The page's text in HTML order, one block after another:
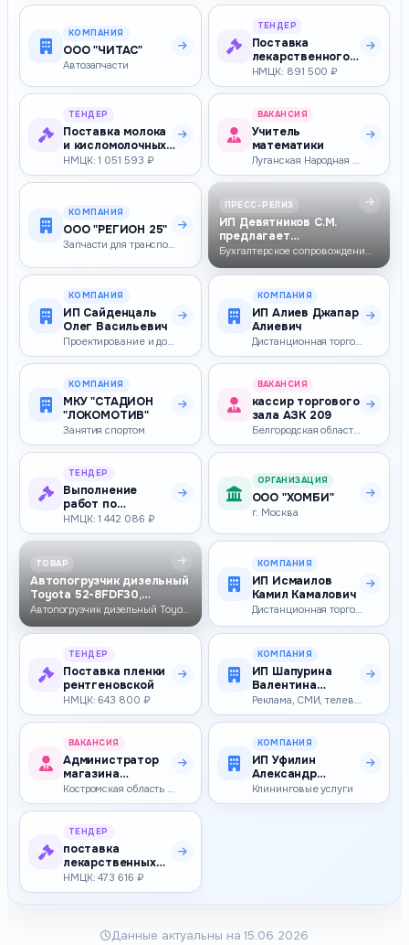
КОМПАНИЯ
ООО "ЧИТАС"
Автозапчасти
ТЕНДЕР
Поставка
лекарственного
препарата для
медицинского
прим…
НМЦК: 891 500 ₽
ТЕНДЕР
Поставка молока
и кисломолочных
продуктов для
нужд ГБУЗ…
НМЦК: 1 051 593 ₽
ВАКАНСИЯ
Учитель
математики
Луганская Народная Республика — 30 000–30 000 ₽
КОМПАНИЯ
ООО "РЕГИОН 25"
ПРЕСС-РЕЛИЗ
ИП Девятников С.М.
предлагает
бухгалтерское
сопровожден…
Бухгалтерское сопровождение для ИП, ООО, ЖСК, ТСН и СНТ в Можайске и М…
КОМПАНИЯ
ИП Сайденцаль
Олег Васильевич
Проектирование и документация
КОМПАНИЯ
ИП Алиев Джапар
Алиевич
Дистанционная торговля
КОМПАНИЯ
МКУ "СТАДИОН
"ЛОКОМОТИВ"
Занятия спортом
ВАКАНСИЯ
кассир торгового
зала АЗК 209
Белгородская область — 43 000–46 000 ₽
ТЕНДЕР
Выполнение
работ по
благоустройству
общественной
террит…
НМЦК: 1 442 086 ₽
ОРГАНИЗАЦИЯ
ООО "ХОМБИ"
г. Москва
ТОВАР
Автопогрузчик дизельный
Toyota 52-8FDF30,
3000кг, 7000м…
Автопогрузчик дизельный Toyota 52-8FDF30, 3000кг, 7000мм, свободный хо…
КОМПАНИЯ
ИП Исмаилов
Камил Камалович
Дистанционная торговля
ТЕНДЕР
Поставка пленки
рентгеновской
НМЦК: 643 800 ₽
КОМПАНИЯ
ИП Шапурина
Валентина
Александровна
Реклама, СМИ, телевидение
ВАКАНСИЯ
Администратор
магазина
(Магистральная,
14)
Костромская область — 56 500–62 500 ₽
КОМПАНИЯ
ИП Уфилин
Александр
Викторович
Клининговые услуги
ТЕНДЕР
поставка
лекарственных
средств
(Филграстим) для
НМЦК: 473 616 ₽
Данные актуальны на 15.06.2026